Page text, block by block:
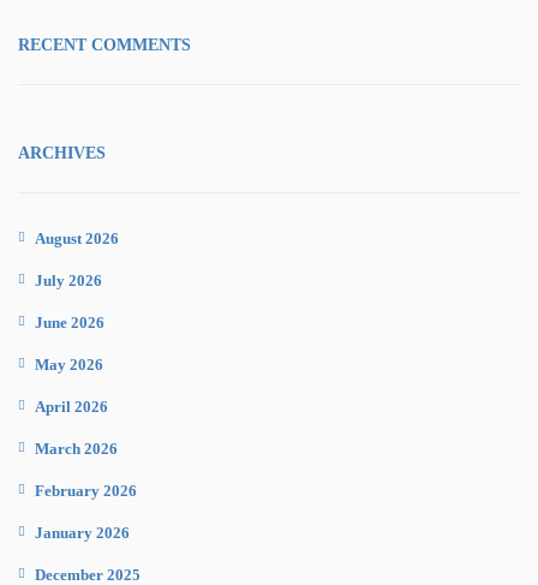
RECENT COMMENTS
ARCHIVES
August 2026
July 2026
June 2026
May 2026
April 2026
March 2026
February 2026
January 2026
December 2025